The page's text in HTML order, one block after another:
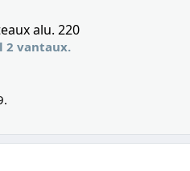
alu. 220
2 vantaux.